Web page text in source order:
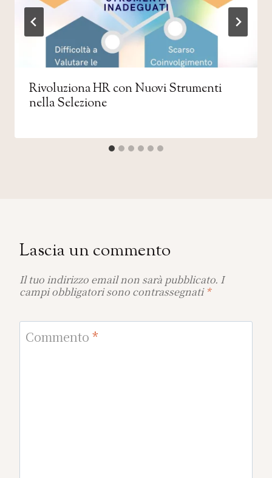
Rivoluziona HR con Nuovi Strumenti
nella Selezione
Lascia un commento
Il tuo indirizzo email non sarà pubblicato. I
campi obbligatori sono contrassegnati *
Commento *